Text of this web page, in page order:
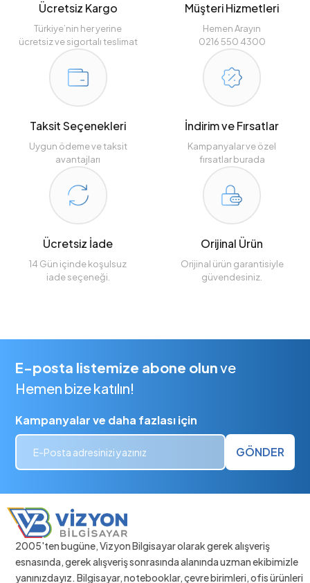
Ücretsiz Kargo
Türkiye’nin her yerine
ücretsiz ve sigortalı teslimat
Müşteri Hizmetleri
Hemen Arayın
0216 550 4300
Taksit Seçenekleri
Uygun ödeme ve taksit
avantajları
İndirim ve Fırsatlar
Kampanyalar ve özel
fırsatlar burada
Ücretsiz İade
14 Gün içinde koşulsuz
iade seçeneği.
Orijinal Ürün
Orijinal ürün garantisiyle
güvendesiniz.
E-posta listemize abone olunve
Hemen bize katılın!
Kampanyalar ve daha fazlası için
GÖNDER
2005'ten bugüne, Vizyon Bilgisayar olarak gerek alışveriş
esnasında, gerek alışveriş sonrasında alanında uzman ekibimizle
yanınızdayız. Bilgisayar, notebooklar, çevre birimleri, ofis ürünleri